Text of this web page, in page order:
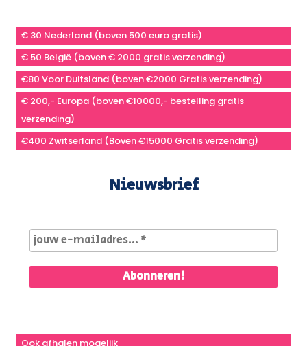
€ 30 Nederland (boven 500 euro gratis)
€ 50 België (boven € 2000 gratis verzending)
€80 Voor Duitsland (boven €2000 Gratis verzending)
€ 200,- Europa (boven €10000,- bestelling gratis
verzending)
€400 Zwitserland (Boven €15000 Gratis verzending)
Nieuwsbrief
Ook afhalen mogelijk